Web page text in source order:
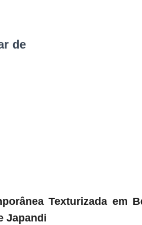
de
Texturizada em
Japandi